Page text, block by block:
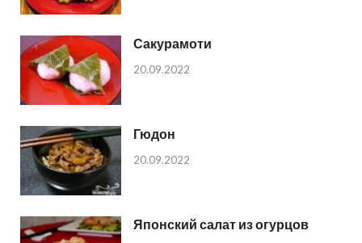
Сакурамоти
20.09.2022
Гюдон
20.09.2022
Японский салат из огурцов